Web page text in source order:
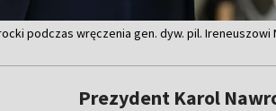
podczas wręczenia gen. dyw. pil.
Prezydent Karol